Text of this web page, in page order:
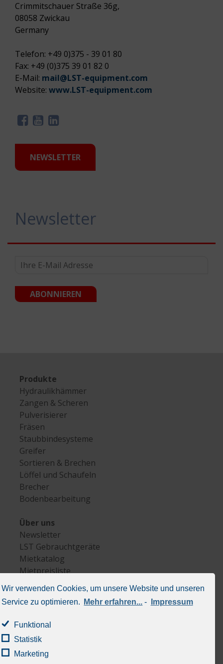
Wir verwenden Cookies, um unsere Website und unseren
Service zu optimieren.
Mehr erfahren... - Impressum
Funktional
Statistik
Marketing
Crimmitschauer Straße 36g,
08058 Zwickau
Germany
Telefon: +49 0)375 - 39 01 80
Fax: +49 (0)375 39 01 82 0
E-Mail: mail@LST-equipment.com
Website: www.LST-equipment.com
NEWSLETTER
Newsletter
Produkte
Hydraulikhämmer
Zangen & Scheren
Pulverisierer
Fräsen
Staubbindesysteme
Greifer
Sortieren & Brechen
Löffel und Schaufeln
Brecher
Bodenbearbeitung
Über uns
Newsletter
LST Gebrauchtgeräte
Mietkatalog
Mietpreisliste
LST Lieferprogramm
Allgemein
Allg. Mietbedingungen
Allg. Verkaufs- und Lieferbedingungen
Impressum